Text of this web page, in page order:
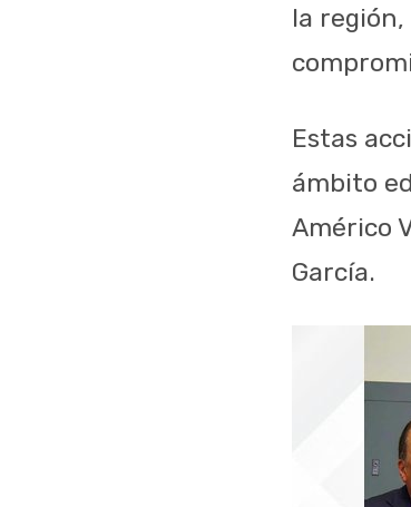
la
Estas
ámbito
Américo
García.